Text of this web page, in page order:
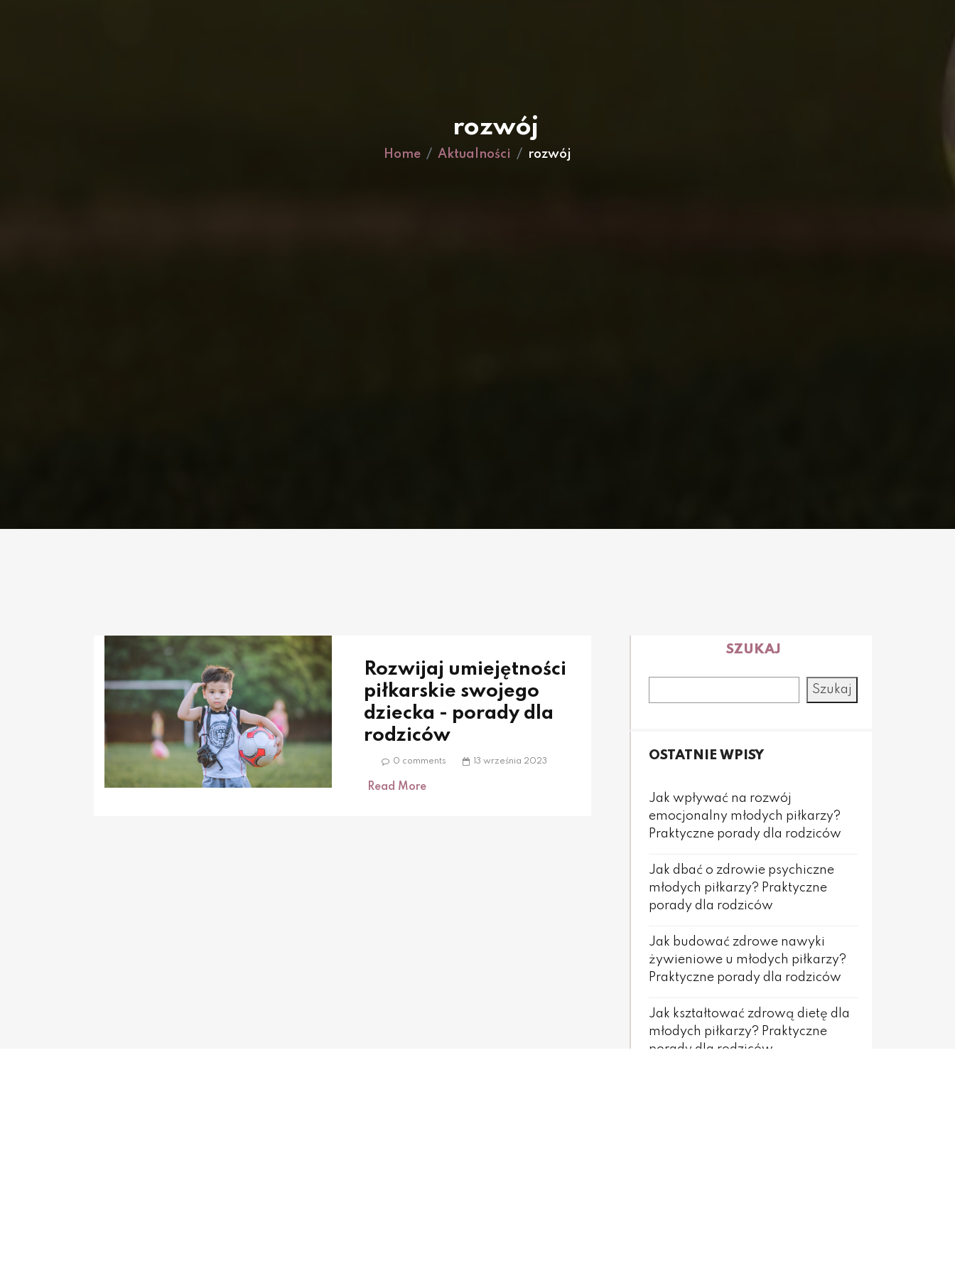
rozwój
Home Aktualności rozwój
Rozwijaj umiejętności
piłkarskie swojego
dziecka - porady dla
rodziców
0 comments 13 września 2023
Read More
SZUKAJ
Szukaj
OSTATNIE WPISY
Jak wpływać na rozwój
emocjonalny młodych piłkarzy?
Praktyczne porady dla rodziców
Jak dbać o zdrowie psychiczne
młodych piłkarzy? Praktyczne
porady dla rodziców
Jak budować zdrowe nawyki
żywieniowe u młodych piłkarzy?
Praktyczne porady dla rodziców
Jak kształtować zdrową dietę dla
młodych piłkarzy? Praktyczne
porady dla rodziców